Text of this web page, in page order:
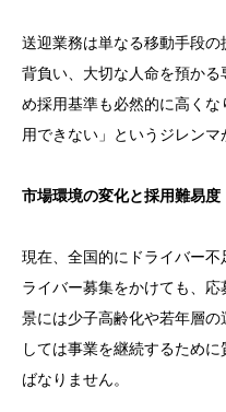
送迎業務は単なる移動手段
背負い、大切な人命を預か
め採用基準も必然的に高く
用できない」というジレンマ
市場環境の変化と採用難易度
現在、全国的にドライバー
ライバー募集をかけても、
景には少子高齢化や若年層
しては事業を継続するため
ばなりません。